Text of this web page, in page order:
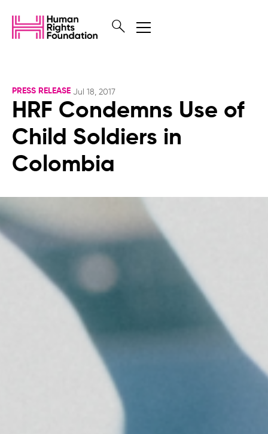
PRESS RELEASE Jul 18, 2017
HRF Condemns Use of
Child Soldiers in
Colombia